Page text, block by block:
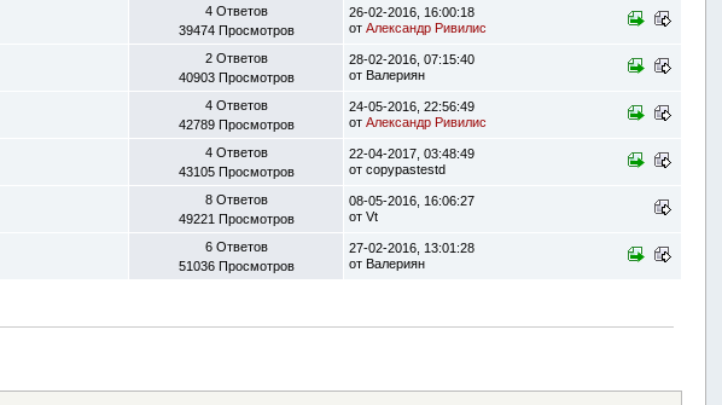
4 Ответов
39474 Просмотров
26-02-2016, 16:00:18
отАлександр Ривилис
2 Ответов
40903 Просмотров
28-02-2016, 07:15:40
отВалериян
4 Ответов
42789 Просмотров
24-05-2016, 22:56:49
отАлександр Ривилис
4 Ответов
43105 Просмотров
22-04-2017, 03:48:49
отcopypastestd
8 Ответов
49221 Просмотров
08-05-2016, 16:06:27
отVt
6 Ответов
51036 Просмотров
27-02-2016, 13:01:28
отВалериян